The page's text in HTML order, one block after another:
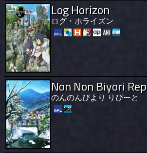
Log Horizon
ログ・ホライズン
Non Non Biyori
のんのんびより りぴーと